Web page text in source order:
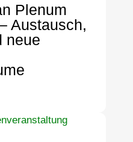
Plenum
Austausch,
neue